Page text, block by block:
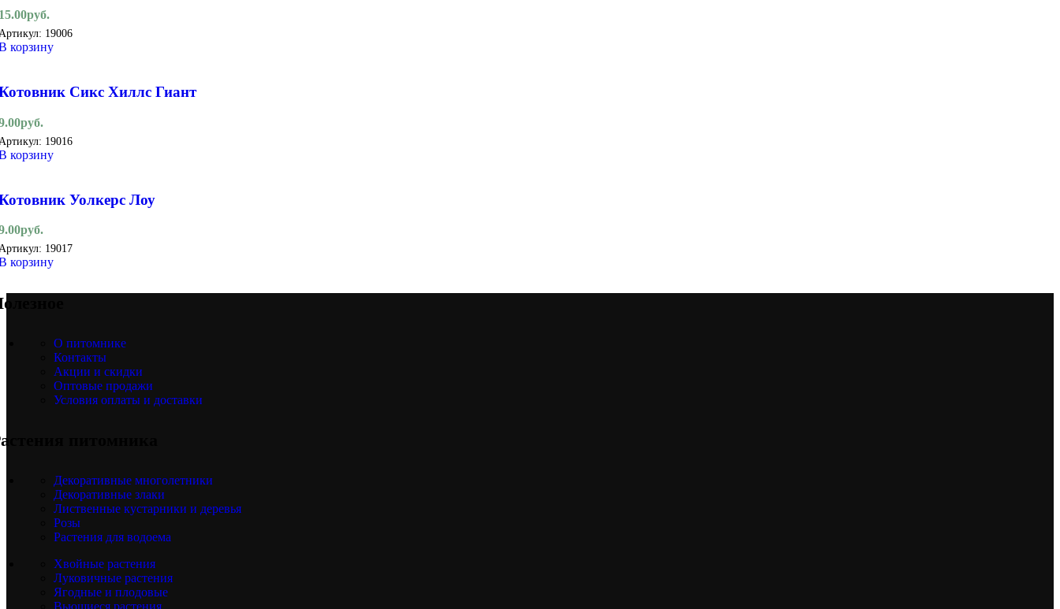
руб.
19006
корзину
Сикс Хиллс Гиант
руб.
19016
корзину
Уолкерс Лоу
руб.
19017
корзину
О питомнике
Контакты
Акции и скидки
Оптовые продажи
Условия оплаты и доставки
питомника
Декоративные многолетники
Декоративные злаки
Лиственные кустарники и деревья
Розы
Растения для водоема
Хвойные растения
Луковичные растения
Ягодные и плодовые